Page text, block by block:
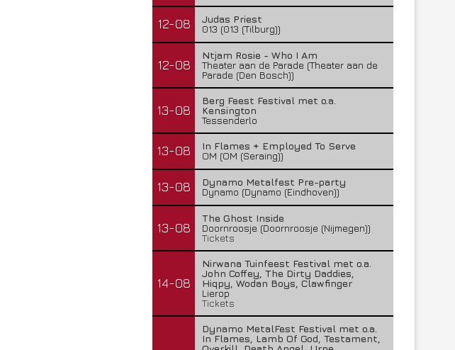
12-08
Judas Priest
013 (013 (Tilburg))
12-08
Ntjam Rosie - Who I Am
Theater aan de Parade (Theater aan de
Parade (Den Bosch))
13-08
Berg Feest Festival met o.a.
Kensington
Tessenderlo
13-08
In Flames + Employed To Serve
OM (OM (Seraing))
13-08
Dynamo Metalfest Pre-party
Dynamo (Dynamo (Eindhoven))
13-08
The Ghost Inside
Doornroosje (Doornroosje (Nijmegen))
Tickets
14-08
Nirwana Tuinfeest Festival met o.a.
John Coffey, The Dirty Daddies,
Hiqpy, Wodan Boys, Clawfinger
Lierop
Tickets
Dynamo MetalFest Festival met o.a.
In Flames, Lamb Of God, Testament,